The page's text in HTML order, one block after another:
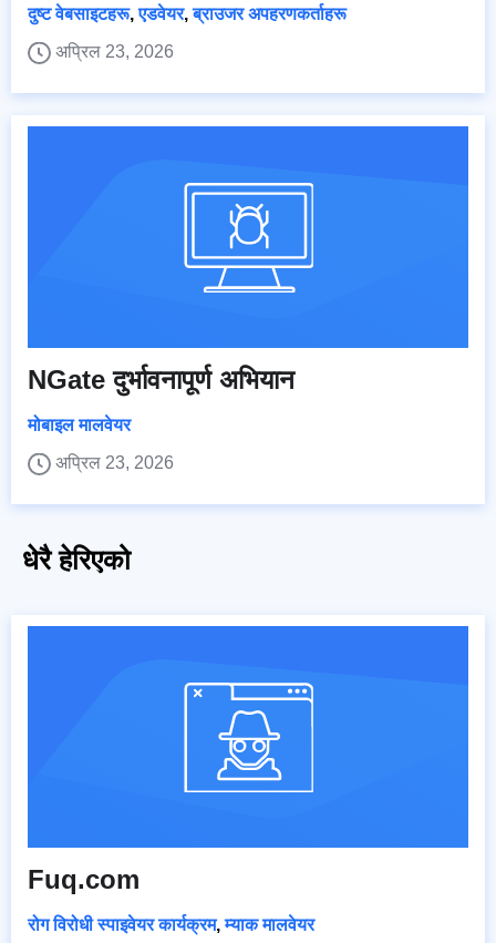
दुष्ट वेबसाइटहरू,एडवेयर,ब्राउजर अपहरणकर्ताहरू
अप्रिल 23, 2026
NGate दुर्भावनापूर्ण अभियान
मोबाइल मालवेयर
अप्रिल 23, 2026
धेरै हेरिएको
Fuq.com
रोग विरोधी स्पाइवेयर कार्यक्रम,म्याक मालवेयर